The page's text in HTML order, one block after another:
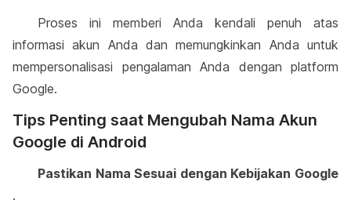
Proses ini memberi Anda kendali penuh atas
informasi akun Anda dan memungkinkan Anda untuk
mempersonalisasi pengalaman Anda dengan platform
Google.
Tips Penting saat Mengubah Nama Akun
Google di Android
Pastikan Nama Sesuai dengan Kebijakan Google
.